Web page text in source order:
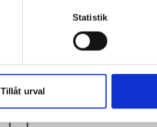
Statistik
Tillåt urval